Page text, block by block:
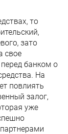
то
зато
свое
банком о
На
повлиять
залог,
уже